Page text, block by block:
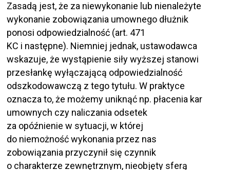
Zasadą jest, że za niewykonanie lub nienależyte
wykonanie zobowiązania umownego dłużnik
ponosi odpowiedzialność (art. 471
KC i następne). Niemniej jednak, ustawodawca
wskazuje, że wystąpienie siły wyższej stanowi
przesłankę wyłączającą odpowiedzialność
odszkodowawczą z tego tytułu. W praktyce
oznacza to, że możemy uniknąć np. płacenia kar
umownych czy naliczania odsetek
za opóźnienie w sytuacji, w której
do niemożność wykonania przez nas
zobowiązania przyczynił się czynnik
o charakterze zewnętrznym, nieobjęty sferą